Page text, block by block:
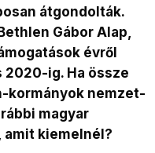
átgondolták.
Gábor Alap,
évről
ig. Ha össze
kormányok nemzet-
magyar
amit kiemelnél?